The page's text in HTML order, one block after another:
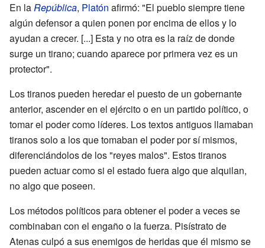
En laRepública, Platón afirmó: "El pueblo siempre tiene
algún defensor a quien ponen por encima de ellos y lo
ayudan a crecer. [...] Esta y no otra es la raíz de donde
surge un tirano; cuando aparece por primera vez es un
protector".
Los tiranos pueden heredar el puesto de un gobernante
anterior, ascender en el ejército o en un partido político, o
tomar el poder como líderes. Los textos antiguos llamaban
tiranos solo a los que tomaban el poder por sí mismos,
diferenciándolos de los "reyes malos". Estos tiranos
pueden actuar como si el estado fuera algo que alquilan,
no algo que poseen.
Los métodos políticos para obtener el poder a veces se
combinaban con el engaño o la fuerza. Pisístrato de
Atenas culpó a sus enemigos de heridas que él mismo se